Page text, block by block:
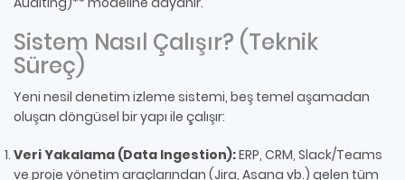
Sistem Nasıl Çalışır? (Teknik
Süreç)
Yeni nesil denetim izleme sistemi, beş temel aşamadan
oluşan döngüsel bir yapı ile çalışır:
Veri Yakalama (Data Ingestion):ERP, CRM, Slack/Teams
ve proje yönetim araçlarından (Jira, Asana vb.) gelen tüm